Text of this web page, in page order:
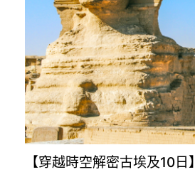
【穿越時空解密古埃及10日】